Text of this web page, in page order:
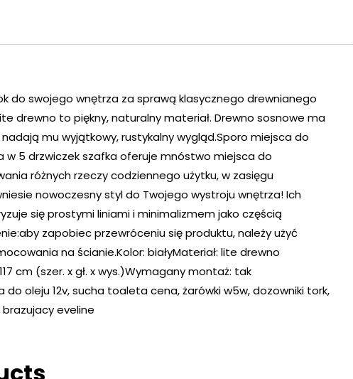
do swojego wnętrza za sprawą klasycznego drewnianego
drewno to piękny, naturalny materiał. Drewno sosnowe ma
mu wyjątkowy, rustykalny wygląd.Sporo miejsca do
w 5 drzwiczek szafka oferuje mnóstwo miejsca do
różnych rzeczy codziennego użytku, w zasięgu
nowoczesny styl do Twojego wystroju wnętrza! Ich
się prostymi liniami i minimalizmem jako częścią
zapobiec przewróceniu się produktu, należy użyć
na ścianie.Kolor: białyMateriał: lite drewno
cm (szer. x gł. x wys.)Wymagany montaż: tak
oleju 12v, sucha toaleta cena, żarówki w5w, dozowniki tork,
eveline